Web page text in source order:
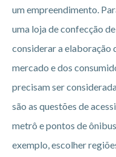
um empreendimento.
uma loja de confecção
considerar a elaboração
mercado e dos
precisam ser
são as questões de
metrô e pontos de
exemplo, escolher